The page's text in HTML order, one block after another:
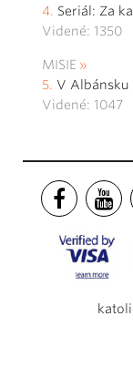
Seriál: Za
Videné: 1350
MISIE
V Albánsku
Videné: 1047